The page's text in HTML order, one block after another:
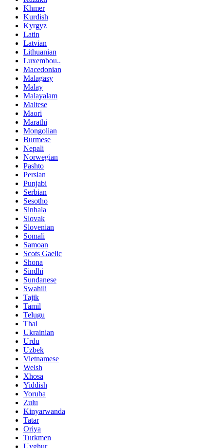
Khmer
Kurdish
Kyrgyz
Latin
Latvian
Lithuanian
Luxembou..
Macedonian
Malagasy
Malay
Malayalam
Maltese
Maori
Marathi
Mongolian
Burmese
Nepali
Norwegian
Pashto
Persian
Punjabi
Serbian
Sesotho
Sinhala
Slovak
Slovenian
Somali
Samoan
Scots Gaelic
Shona
Sindhi
Sundanese
Swahili
Tajik
Tamil
Telugu
Thai
Ukrainian
Urdu
Uzbek
Vietnamese
Welsh
Xhosa
Yiddish
Yoruba
Zulu
Kinyarwanda
Tatar
Oriya
Turkmen
Uyghur